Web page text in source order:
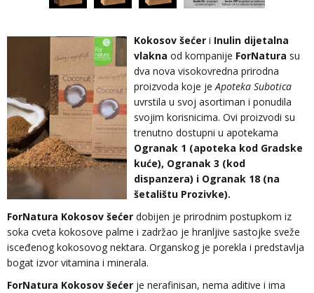
Kokosov šećer i Inulin dijetalna
vlakna od kompanije ForNatura su
dva nova visokovredna prirodna
proizvoda koje jeApoteka Subotica
uvrstila u svoj asortiman i ponudila
svojim korisnicima. Ovi proizvodi su
trenutno dostupni u apotekama
Ogranak 1 (apoteka kod Gradske
kuće), Ogranak 3 (kod
dispanzera) i Ogranak 18 (na
šetalištu Prozivke).
ForNatura Kokosov šećer dobijen je prirodnim postupkom iz
soka cveta kokosove palme i zadržao je hranljive sastojke sveže
isceđenog kokosovog nektara. Organskog je porekla i predstavlja
bogat izvor vitamina i minerala.
ForNatura Kokosov šećer je nerafinisan, nema aditive i ima